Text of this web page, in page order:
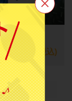
2,420円(税込)